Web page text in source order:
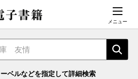
メニュー
ベルなどを指定して詳細検索